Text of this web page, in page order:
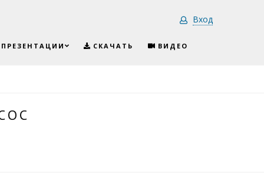
Вход
ПРЕЗЕНТАЦИИ СКАЧАТЬ ВИДЕО